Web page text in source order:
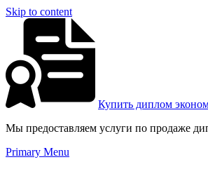
Skip to content
Купить диплом
Мы предоставляем услуги по продаже
Primary Menu